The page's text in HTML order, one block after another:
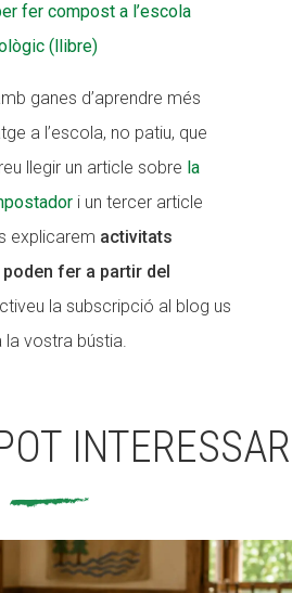
fer compost a l’escola
(llibre)
ganes d’aprendre més
a l’escola, no patiu, que
llegir un article sobre la
i un tercer article
explicarem activitats
fer a partir del
la subscripció al blog us
la vostra bústia.
INTERESSAR